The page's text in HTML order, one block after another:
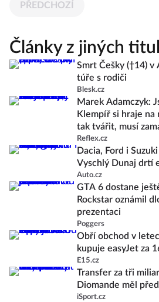
PŘEDCHOZÍ
Články z jiných
Smrt Češky (†14) v
túře s rodiči
Blesk.cz
Marek Adamczyk:
Klempíř si hraje na
tak tvářit, musí
Reflex.cz
Dacia, Ford i
Vyschlý Dunaj drtí
Auto.cz
GTA 6 dostane
Rockstar oznámil
prezentaci
Poggers
Obří obchod v
kupuje easyJet za
E15.cz
Transfer za tři
Diomande měl
iSport.cz